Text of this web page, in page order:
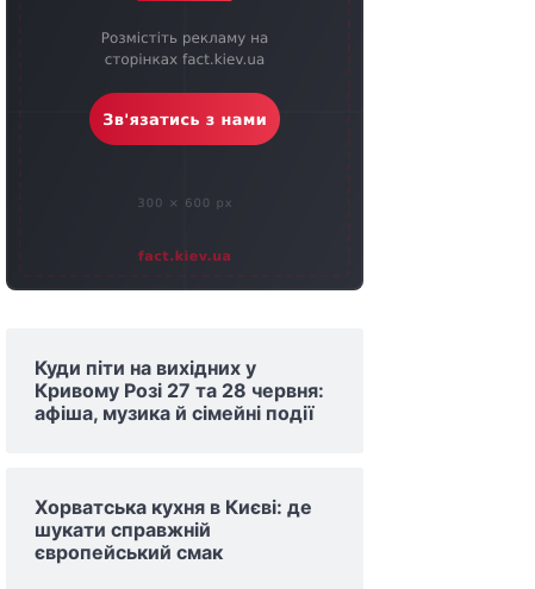
Куди піти на вихідних у
Кривому Розі 27 та 28 червня:
афіша, музика й сімейні події
Хорватська кухня в Києві: де
шукати справжній
європейський смак